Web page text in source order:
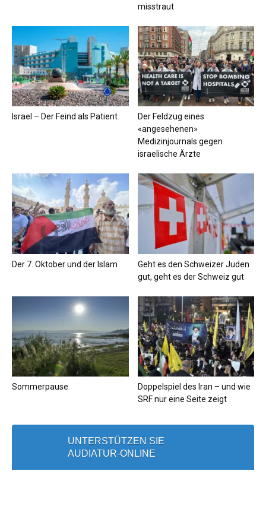
misstraut
Israel – Der Feind als Patient
Der Feldzug eines
«angesehenen»
Medizinjournals gegen
israelische Ärzte
Der 7. Oktober und der Islam
Geht es den Schweizer Juden
gut, geht es der Schweiz gut
Sommerpause
Doppelspiel des Iran – und wie
SRF nur eine Seite zeigt
UNTERSTÜTZEN SIE
AUDIATUR-ONLINE